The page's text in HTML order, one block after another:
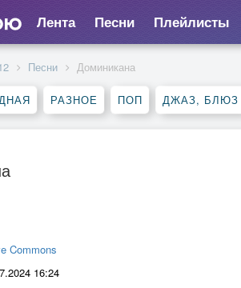
Лента Песни Плейлисты
Песни Доминикана
РАЗНОЕ ПОП ДЖАЗ, БЛЮЗ
Commons
16:24